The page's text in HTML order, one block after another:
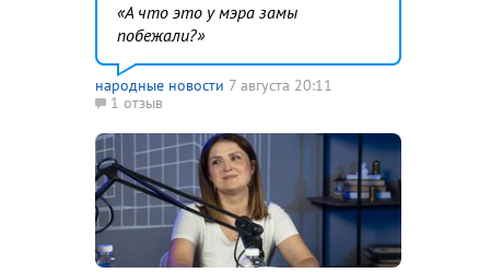
А что это у мэра замы
побежали?
народные новости 7 августа 20:11
1 отзыв